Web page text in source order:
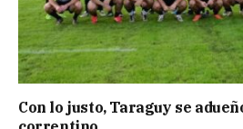
Con lo justo, Taraguy se